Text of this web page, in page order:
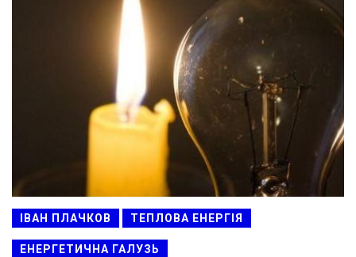
ІВАН ПЛАЧКОВ ТЕПЛОВА ЕНЕРГІЯ
ЕНЕРГЕТИЧНА ГАЛУЗЬ